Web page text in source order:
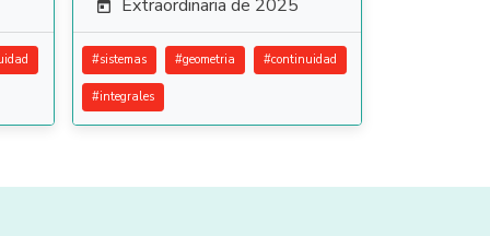
 Extraordinaria de 2025
#sistemas #geometria #continuidad
#integrales